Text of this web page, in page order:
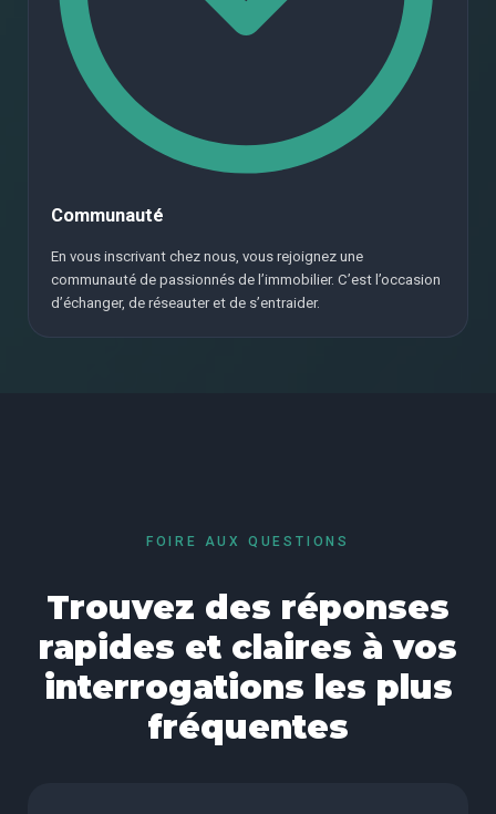
Communauté
En vous inscrivant chez nous, vous rejoignez une
communauté de passionnés de l’immobilier. C’est l’occasion
d’échanger, de réseauter et de s’entraider.
FOIRE AUX QUESTIONS
Trouvez des réponses
rapides et claires à vos
interrogations les plus
fréquentes